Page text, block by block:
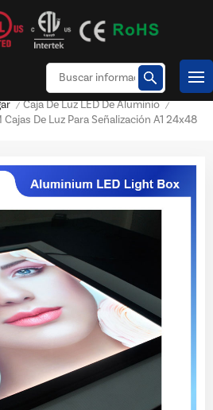
/ Caja De Luz LED De Aluminio /
De Luz Para Señalización A1 24x48